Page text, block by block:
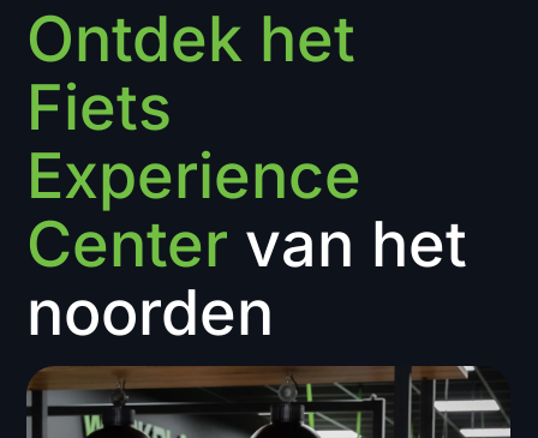
Ontdek het
Fiets
Experience
Center van het
noorden